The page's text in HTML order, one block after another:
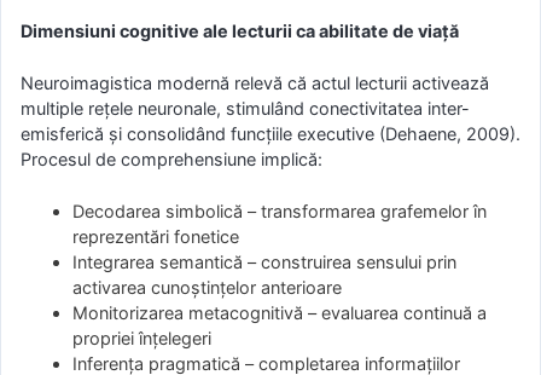
Dimensiuni cognitive ale lecturii ca abilitate de viață
Neuroimagistica modernă relevă că actul lecturii activează
multiple rețele neuronale, stimulând conectivitatea inter-
emisferică și consolidând funcțiile executive (Dehaene, 2009).
Procesul de comprehensiune implică:
Decodarea simbolică – transformarea grafemelor în
reprezentări fonetice
Integrarea semantică – construirea sensului prin
activarea cunoștințelor anterioare
Monitorizarea metacognitivă – evaluarea continuă a
propriei înțelegeri
Inferența pragmatică – completarea informațiilor